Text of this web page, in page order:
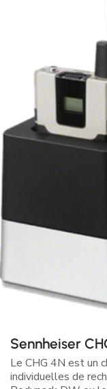
Sennheiser
Le CHG 4N est un
individuelles de